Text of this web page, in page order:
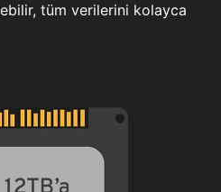
tüm verilerini kolayca